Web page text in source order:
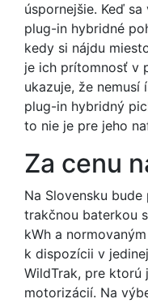
úspornejšie. Keď
plug-in hybridné
kedy si nájdu
je ich prítomnosť v
ukazuje, že nemusí
plug-in hybridný
to nie je pre jeho
Za cenu
Na Slovensku
trakčnou baterkou
kWh a
k dispozícii v
WildTrak, pre
motorizácií. Na